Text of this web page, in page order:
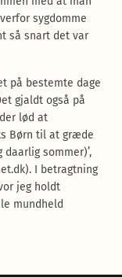
sygdomme
så snart det var
på bestemte dage
gjaldt også på
lød at
Børn til at græde
sommer)’,
I betragtning
jeg holdt
mundheld